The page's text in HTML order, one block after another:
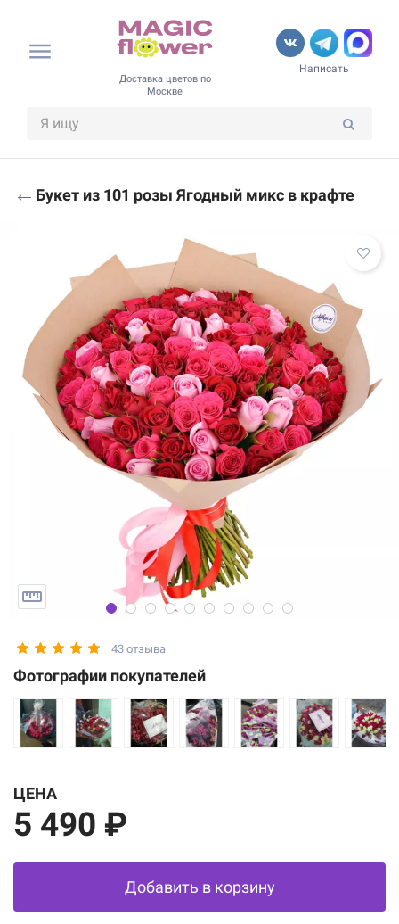
Доставка цветов по
Москве
Написать
← Букет из 101 розы Ягодный микс в крафте
43 отзыва
Фотографии покупателей
ЦЕНА
5 490 ₽
Добавить в корзину